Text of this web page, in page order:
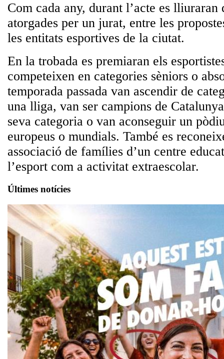
Com cada any, durant l’acte es lliuraran
atorgades per un jurat, entre les
les entitats esportives de la ciutat.
En la trobada es premiaran els
competeixen en categories sèniors o
temporada passada van ascendir de
una lliga, van ser campions de
seva categoria o van aconseguir un
europeus o mundials. També es
associació de famílies d’un centre
l’esport com a activitat extraescolar.
Últimes notícies